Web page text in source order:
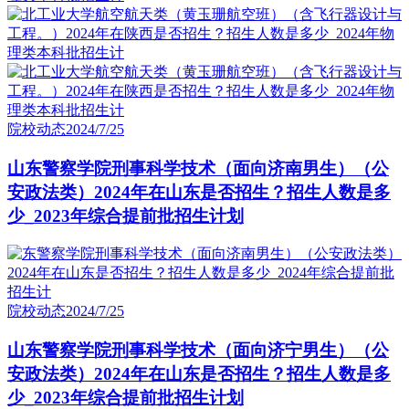
院校动态2024/7/25
山东警察学院刑事科学技术（面向济南男生）（公
安政法类）2024年在山东是否招生？招生人数是多
少_2023年综合提前批招生计划
院校动态2024/7/25
山东警察学院刑事科学技术（面向济宁男生）（公
安政法类）2024年在山东是否招生？招生人数是多
少_2023年综合提前批招生计划